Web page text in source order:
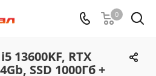
0
13600KF, RTX
SSD 1000Гб +